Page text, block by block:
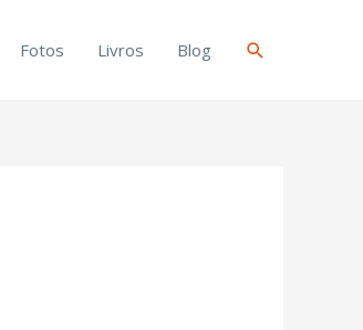
Fotos Livros Blog Pesquisar